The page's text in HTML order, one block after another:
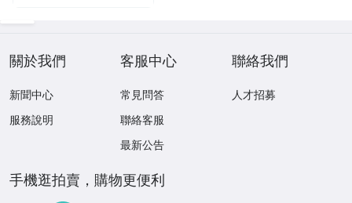
關於我們
新聞中心
客服中心
常見問答
聯絡客服
最新公告
聯絡我們